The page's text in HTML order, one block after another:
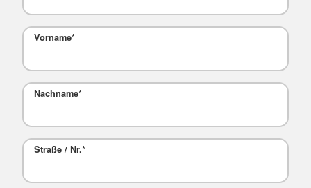
Vorname*
Nachname*
Straße / Nr.*